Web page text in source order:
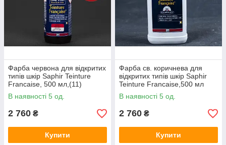
Фарба червона для відкритих
типів шкір Saphir Teinture
Francaise, 500 мл,(11)
В наявності 5 од.
2 760 ₴
Купити
Фарба св. коричнева для
відкритих типів шкір Saphir
Teinture Francaise,500 мл
(03)
В наявності 5 од.
2 760 ₴
Купити